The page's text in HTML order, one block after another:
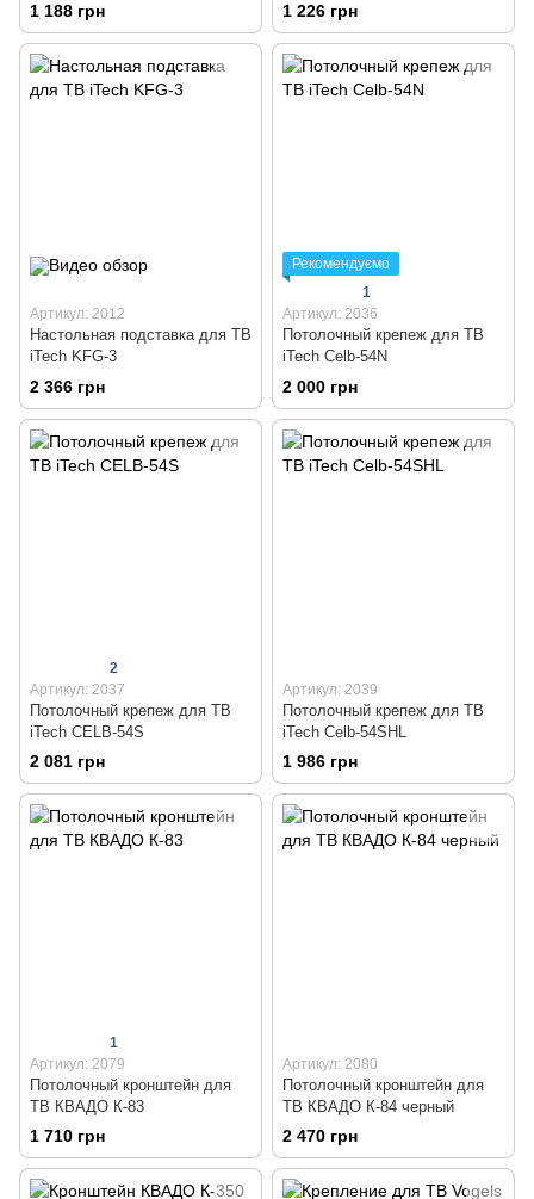
1 188 грн 1 226 грн
Артикул: 2012
Настольная подставка для ТВ
iTech KFG-3
2 366 грн
Рекомендуємо
1
Артикул: 2036
Потолочный крепеж для ТВ
iTech Celb-54N
2 000 грн
2
Артикул: 2037
Потолочный крепеж для ТВ
iTech CELB-54S
2 081 грн
Артикул: 2039
Потолочный крепеж для ТВ
iTech Celb-54SHL
1 986 грн
1
Артикул: 2079
Потолочный кронштейн для
ТВ КВАДО К-83
1 710 грн
Артикул: 2080
Потолочный кронштейн для
ТВ КВАДО К-84 черный
2 470 грн